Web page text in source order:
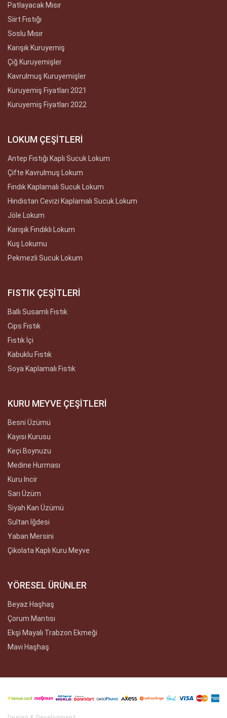
Patlayacak Mısır
Siirt Fıstığı
Soslu Mısır
Karışık Kuruyemiş
Çiğ Kuruyemişler
Kavrulmuş Kuruyemişler
Kuruyemiş Fiyatları 2021
Kuruyemiş Fiyatları 2022
LOKUM ÇEŞİTLERİ
Antep Fıstığı Kaplı Sucuk Lokum
Çifte Kavrulmuş Lokum
Fındık Kaplamalı Sucuk Lokum
Hindistan Cevizi Kaplamalı Sucuk Lokum
Jöle Lokum
Karışık Fındıklı Lokum
Kuş Lokumu
Pekmezli Sucuk Lokum
FISTIK ÇEŞİTLERİ
Ballı Susamlı Fıstık
Cips Fıstık
Fıstık İçi
Kabuklu Fıstık
Soya Kaplamalı Fıstık
KURU MEYVE ÇEŞİTLERİ
Besni Üzümü
Kayısı Kurusu
Keçi Boynuzu
Medine Hurması
Kuru Incir
Sarı Üzüm
Siyah Kan Üzümü
Sultan Iğdesi
Yaban Mersini
Çikolata Kaplı Kuru Meyve
YÖRESEL ÜRÜNLER
Beyaz Haşhaş
Çorum Mantısı
Ekşi Mayalı Trabzon Ekmeği
Mavi Haşhaş